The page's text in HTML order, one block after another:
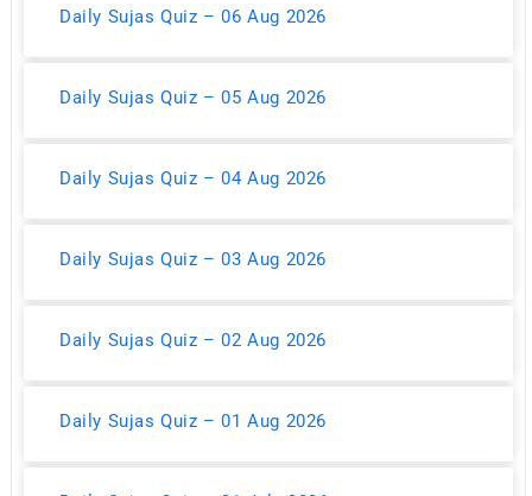
Daily Sujas Quiz – 06 Aug 2026
Daily Sujas Quiz – 05 Aug 2026
Daily Sujas Quiz – 04 Aug 2026
Daily Sujas Quiz – 03 Aug 2026
Daily Sujas Quiz – 02 Aug 2026
Daily Sujas Quiz – 01 Aug 2026